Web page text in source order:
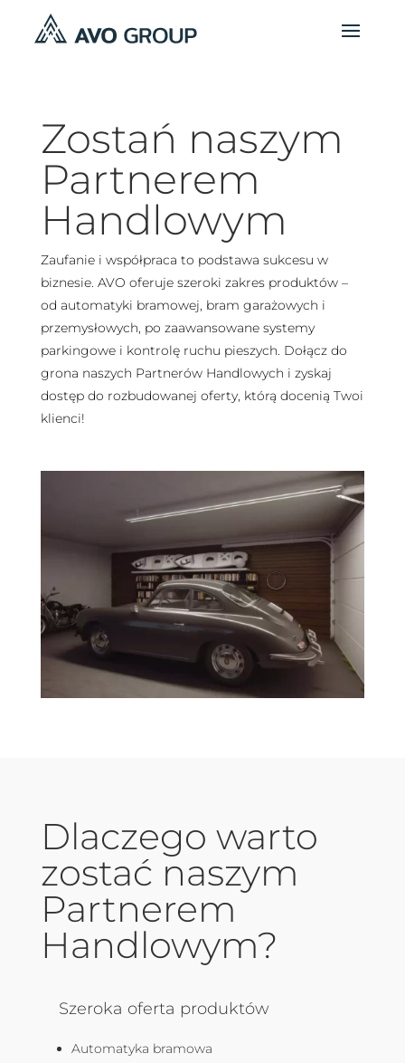
Zostań naszym
Partnerem
Handlowym
Zaufanie i współpraca to podstawa sukcesu w
biznesie. AVO oferuje szeroki zakres produktów –
od automatyki bramowej, bram garażowych i
przemysłowych, po zaawansowane systemy
parkingowe i kontrolę ruchu pieszych. Dołącz do
grona naszych Partnerów Handlowych i zyskaj
dostęp do rozbudowanej oferty, którą docenią Twoi
klienci!
Dlaczego warto
zostać naszym
Partnerem
Handlowym?
Szeroka oferta produktów
Automatyka bramowa